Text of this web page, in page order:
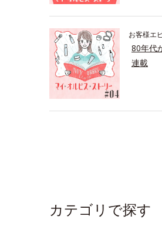
お客様エ
80年代
連載
カテゴリで探す